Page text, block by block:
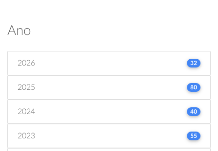
Ano
2026 32
2025 80
2024 40
2023 55